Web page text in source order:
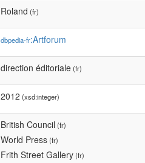
Roland (fr)
dbpedia-fr:Artforum
direction éditoriale(fr)
2012 (xsd:integer)
British Council (fr)
World Press(fr)
Frith Street Gallery(fr)